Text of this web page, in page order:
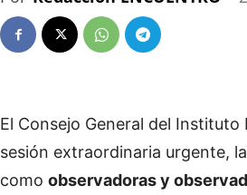
El Consejo General del
sesión extraordinaria urgente,
como observadoras y